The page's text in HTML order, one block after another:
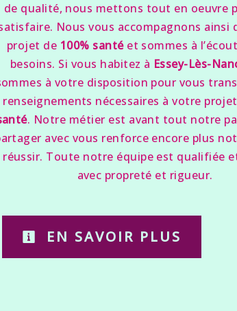
de qualité, nous mettons tout en oeuvre
Nous vous accompagnons ainsi
projet de 100% santéet sommes à
besoins. Si vous habitez à Essey-Lès-
à votre disposition pour vous
renseignements nécessaires à votre
. Notre métier est avant tout notre
avec vous renforce encore plus
réussir. Toute notre équipe est qualifiée
avec propreté et rigueur.
EN SAVOIR PLUS